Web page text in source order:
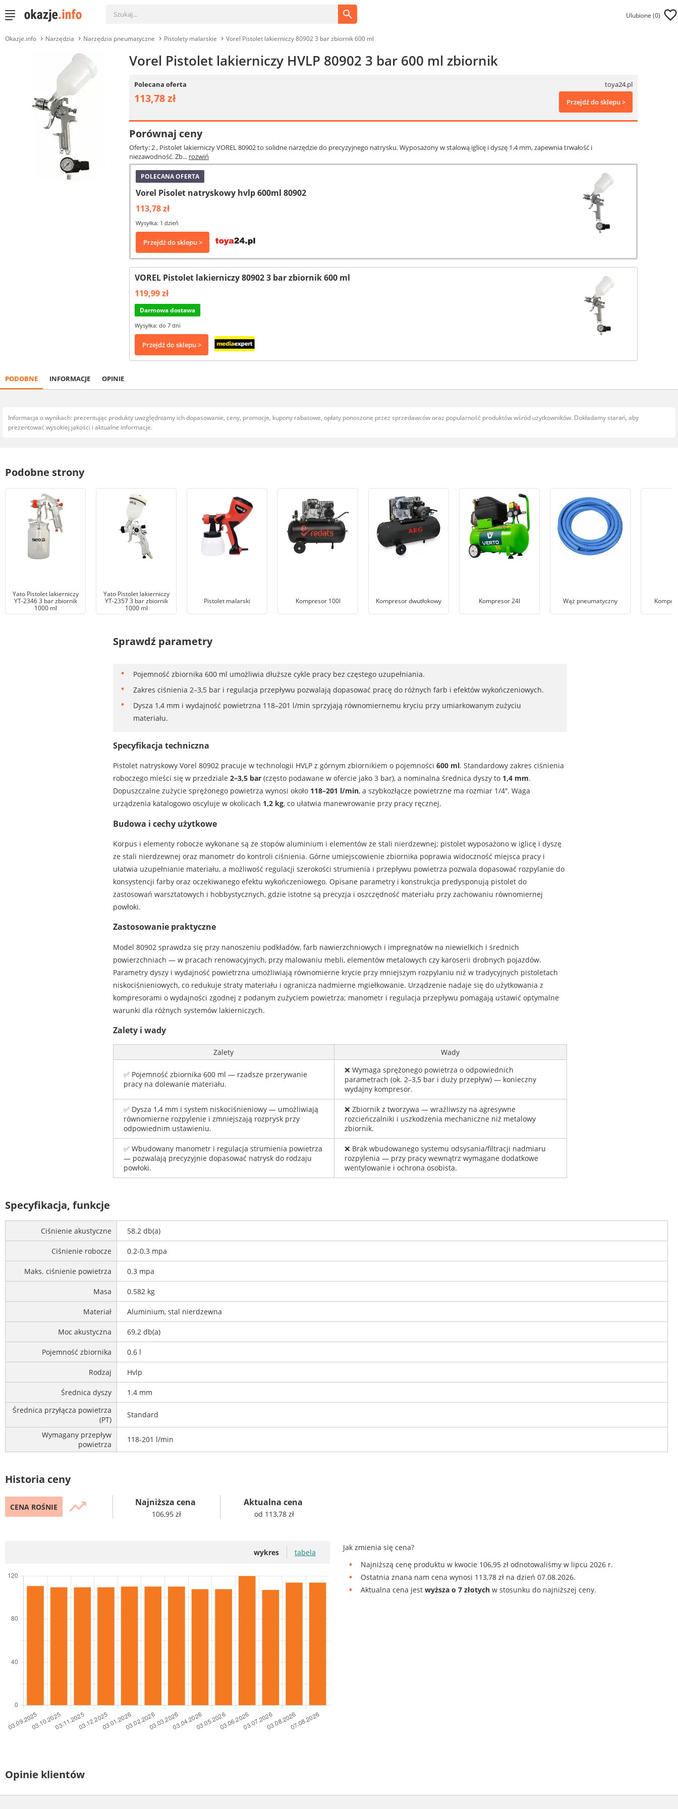
Ulubione (0)
Okazje.info Narzędzia Narzędzia pneumatyczne Pistolety malarskie Vorel Pistolet lakierniczy 80902 3 bar zbiornik 600 ml
Vorel Pistolet lakierniczy HVLP 80902 3 bar 600 ml zbiornik
Polecana oferta toya24.pl
113,78 zł Przejdź do sklepu >
Porównaj ceny
Oferty: 2, Pistolet lakierniczy VOREL 80902 to solidne narzędzie do precyzyjnego natrysku. Wyposażony w stalową iglicę i dyszę 1.4 mm, zapewnia trwałość i
niezawodność. Zb... rozwiń
POLECANA OFERTA
Vorel Pisolet natryskowy hvlp 600ml 80902
113,78 zł
Wysyłka: 1 dzień
Przejdź do sklepu >
VOREL Pistolet lakierniczy 80902 3 bar zbiornik 600 ml
119,99 zł
Darmowa dostawa
Wysyłka: do 7 dni
Przejdź do sklepu >
PODOBNE INFORMACJE OPINIE
Informacja o wynikach: prezentując produkty uwzględniamy ich dopasowanie, ceny, promocje, kupony rabatowe, opłaty ponoszone przez sprzedawców oraz popularność produktów wśród użytkowników. Dokładamy starań, aby
prezentować wysokiej jakości i aktualne informacje.
Podobne strony
Yato Pistolet lakierniczy
YT-2346 3 bar zbiornik
1000 ml
Yato Pistolet lakierniczy
YT-2357 3 bar zbiornik
1000 ml
Pistolet malarski Kompresor 100l Kompresor dwutłokowy Kompresor 24l Wąż pneumatyczny
Sprawdź parametry
Pojemność zbiornika 600 ml umożliwia dłuższe cykle pracy bez częstego uzupełniania.
Zakres ciśnienia 2–3,5 bar i regulacja przepływu pozwalają dopasować pracę do różnych farb i efektów wykończeniowych.
Dysza 1,4 mm i wydajność powietrzna 118–201 l/min sprzyjają równomiernemu kryciu przy umiarkowanym zużyciu
materiału.
Specyfikacja techniczna
Pistolet natryskowy Vorel 80902 pracuje w technologii HVLP z górnym zbiornikiem o pojemności 600 ml. Standardowy zakres ciśnienia
roboczego mieści się w przedziale 2–3,5 bar(często podawane w ofercie jako 3 bar), a nominalna średnica dyszy to 1,4 mm.
Dopuszczalne zużycie sprężonego powietrza wynosi około 118–201 l/min, a szybkozłącze powietrzne ma rozmiar 1/4″. Waga
urządzenia katalogowo oscyluje w okolicach 1,2 kg, co ułatwia manewrowanie przy pracy ręcznej.
Budowa i cechy użytkowe
Korpus i elementy robocze wykonane są ze stopów aluminium i elementów ze stali nierdzewnej; pistolet wyposażono w iglicę i dyszę
ze stali nierdzewnej oraz manometr do kontroli ciśnienia. Górne umiejscowienie zbiornika poprawia widoczność miejsca pracy i
ułatwia uzupełnianie materiału, a możliwość regulacji szerokości strumienia i przepływu powietrza pozwala dopasować rozpylanie do
konsystencji farby oraz oczekiwanego efektu wykończeniowego. Opisane parametry i konstrukcja predysponują pistolet do
zastosowań warsztatowych i hobbystycznych, gdzie istotne są precyzja i oszczędność materiału przy zachowaniu równomiernej
powłoki.
Zastosowanie praktyczne
Model 80902 sprawdza się przy nanoszeniu podkładów, farb nawierzchniowych i impregnatów na niewielkich i średnich
powierzchniach — w pracach renowacyjnych, przy malowaniu mebli, elementów metalowych czy karoserii drobnych pojazdów.
Parametry dyszy i wydajność powietrzna umożliwiają równomierne krycie przy mniejszym rozpylaniu niż w tradycyjnych pistoletach
niskociśnieniowych, co redukuje straty materiału i ogranicza nadmierne mgiełkowanie. Urządzenie nadaje się do użytkowania z
kompresorami o wydajności zgodnej z podanym zużyciem powietrza; manometr i regulacja przepływu pomagają ustawić optymalne
warunki dla różnych systemów lakierniczych.
Zalety i wady
Zalety Wady
✅ Pojemność zbiornika 600 ml — rzadsze przerywanie
pracy na dolewanie materiału.
❌ Wymaga sprężonego powietrza o odpowiednich
parametrach (ok. 2–3,5 bar i duży przepływ) — konieczny
wydajny kompresor.
✅ Dysza 1,4 mm i system niskociśnieniowy — umożliwiają
równomierne rozpylenie i zmniejszają rozprysk przy
odpowiednim ustawieniu.
❌ Zbiornik z tworzywa — wrażliwszy na agresywne
rozcieńczalniki i uszkodzenia mechaniczne niż metalowy
zbiornik.
✅ Wbudowany manometr i regulacja strumienia powietrza
— pozwalają precyzyjnie dopasować natrysk do rodzaju
powłoki.
❌ Brak wbudowanego systemu odsysania/filtracji nadmiaru
rozpylenia — przy pracy wewnątrz wymagane dodatkowe
wentylowanie i ochrona osobista.
Specyfikacja, funkcje
Ciśnienie akustyczne 58.2 db(a)
Ciśnienie robocze 0.2-0.3 mpa
Maks. ciśnienie powietrza 0.3 mpa
Masa 0.582 kg
Materiał Aluminium, stal nierdzewna
Moc akustyczna 69.2 db(a)
Pojemność zbiornika 0.6 l
Rodzaj Hvlp
Średnica dyszy
1.4 mm
Średnica przyłącza powietrza
(PT)
Standard
Wymagany przepływ
powietrza
118-201 l/min
Historia ceny
CENA ROŚNIE trending_up Najniższa cena
106,95 zł
Aktualna cena
od 113,78 zł
wykres tabela
Jak zmienia się cena?
Najniższą cenę produktu w kwocie 106,95 zł odnotowaliśmy w lipcu 2026 r.
Ostatnia znana nam cena wynosi 113,78 zł na dzień 07.08.2026.
Aktualna cena jestwyższa o 7 złotych w stosunku do najniższej ceny.
Opinie klientów